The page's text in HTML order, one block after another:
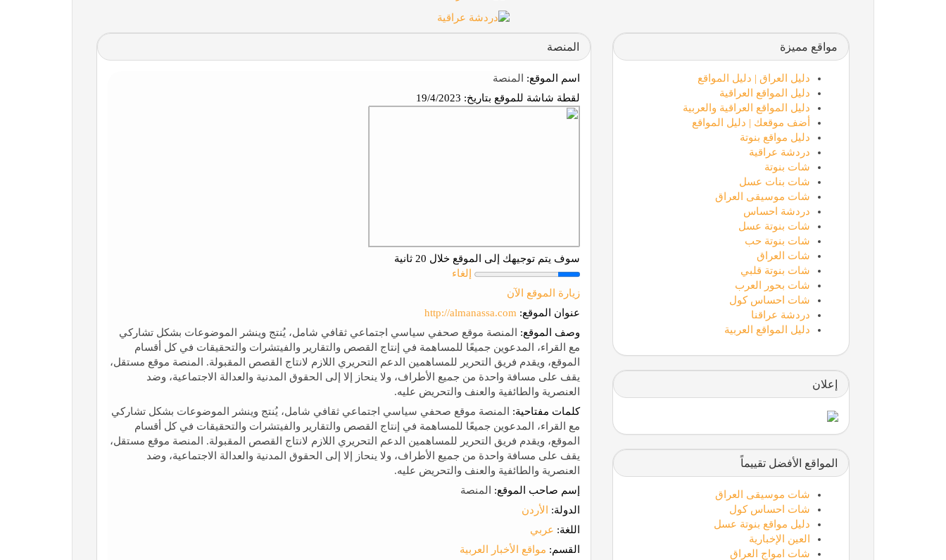
المنصة
اسم الموقع: المنصة
لقطة شاشة للموقع بتاريخ:
سوف يتم توجيهك إلى الموقع خلال 20 ثانية
إلغاء
زيارة الموقع الآن
عنوان الموقع: http://almanassa.com
وصف الموقع: المنصة موقع صحفي سياسي اجتماعي ثقافي شامل، يُنتج وينشر الموضوعات بشكل تشاركي
مع القراء، المدعوين جميعًا للمساهمة في إنتاج القصص والتقارير والفيتشرات والتحقيقات في كل أقسام
الموقع، ويقدم فريق التحرير للمساهمين الدعم التحريري اللازم لانتاج القصص المقبولة. المنصة موقع مستقل،
يقف على مسافة واحدة من جميع الأطراف، ولا ينحاز إلا إلى الحقوق المدنية والعدالة الاجتماعية، وضد
العنصرية والطائفية والعنف والتحريض عليه.
كلمات مفتاحية: المنصة موقع صحفي سياسي اجتماعي ثقافي شامل، يُنتج وينشر الموضوعات بشكل تشاركي
مع القراء، المدعوين جميعًا للمساهمة في إنتاج القصص والتقارير والفيتشرات والتحقيقات في كل أقسام
الموقع، ويقدم فريق التحرير للمساهمين الدعم التحريري اللازم لانتاج القصص المقبولة. المنصة موقع مستقل،
يقف على مسافة واحدة من جميع الأطراف، ولا ينحاز إلا إلى الحقوق المدنية والعدالة الاجتماعية، وضد
العنصرية والطائفية والعنف والتحريض عليه.
إسم صاحب الموقع: المنصة
الدولة:
الأردن
اللغة: عربي
القسم: مواقع الأخبار العربية
مواقع مميزة
دليل العراق | دليل المواقع
دليل المواقع العراقية
دليل المواقع العراقية والعربية
أضف موقعك | دليل المواقع
دليل مواقع بنوتة
دردشة عراقية
شات بنوتة
شات بنات عسل
شات موسيقى العراق
دردشة احساس
شات بنوتة عسل
شات بنوتة حب
شات العراق
شات بنوتة قلبي
شات بحور العرب
شات احساس كول
دردشة عراقنا
دليل المواقع العربية
إعلان
المواقع الأفضل تقييماً
شات موسيقى العراق
شات احساس كول
دليل مواقع بنوتة عسل
العين الإخبارية
شات امواج العراق